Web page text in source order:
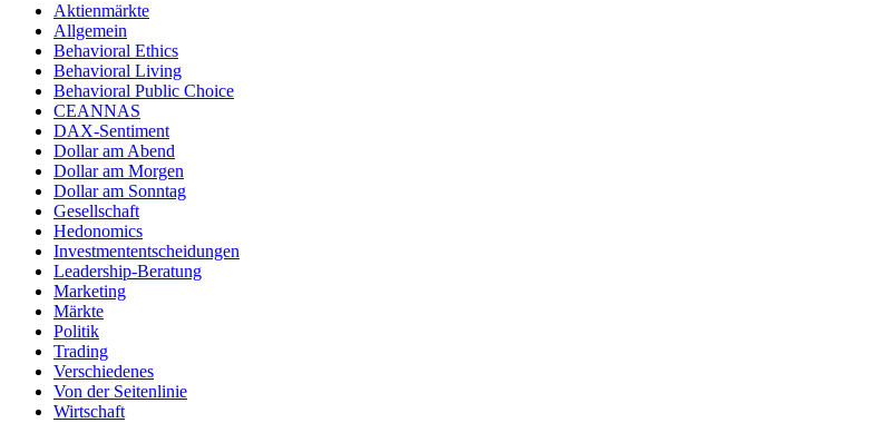
Aktienmärkte
Allgemein
Behavioral Ethics
Behavioral Living
Behavioral Public Choice
CEANNAS
DAX-Sentiment
Dollar am Abend
Dollar am Morgen
Dollar am Sonntag
Gesellschaft
Hedonomics
Investmententscheidungen
Leadership-Beratung
Marketing
Märkte
Politik
Trading
Verschiedenes
Von der Seitenlinie
Wirtschaft